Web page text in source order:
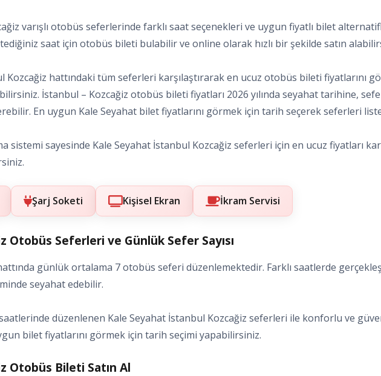
varışlı otobüs seferlerinde farklı saat seçenekleri ve uygun fiyatlı bilet
saat için otobüs bileti bulabilir ve online olarak hızlı bir şekilde satın
Kozcağiz hattındaki tüm seferleri karşılaştırarak en ucuz otobüs bileti fiyatlarını
İstanbul – Kozcağiz otobüs bileti fiyatları 2026 yılında seyahat tarihine,
En uygun Kale Seyahat bilet fiyatlarını görmek için tarih seçerek seferleri
sistemi sayesinde Kale Seyahat İstanbul Kozcağiz seferleri için en ucuz fiyatları
Şarj Soketi Kişisel Ekran İkram Servisi
Otobüs Seferleri ve Günlük Sefer Sayısı
günlük ortalama 7 otobüs seferi düzenlemektedir. Farklı saatlerde
seyahat edebilir.
düzenlenen Kale Seyahat İstanbul Kozcağiz seferleri ile konforlu ve
bilet fiyatlarını görmek için tarih seçimi yapabilirsiniz.
Otobüs Bileti Satın Al